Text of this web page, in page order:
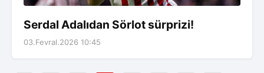
Serdal Adalıdan Sörlot sürprizi!
03.Fevral.2026 10:45